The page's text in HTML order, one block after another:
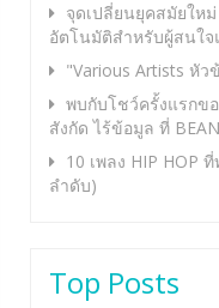
จุดเปลี่ยนยุคสมัยใหม่
อัตโนมัติสำหรับผู้สนใจ
"Various Artists หัว
พบกับโชว์ครั้งแรกขอ
สังกัด ไร้ข้อมูล ที่
10 เพลง HIP HOP
ลำดับ)
Top Posts